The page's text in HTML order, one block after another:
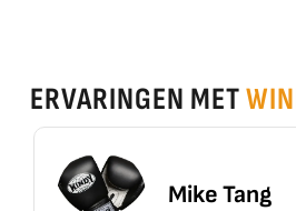
ERVARINGEN MET
Mike Tang